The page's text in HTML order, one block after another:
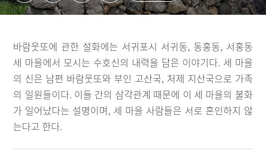
바람웃또에 관한 설화에는 서귀포시 서귀동, 동홍동, 서홍동
세 마을에서 모시는 수호신의 내력을 담은 이야기다. 세 마을
의 신은 남편 바람웃또와 부인 고산국, 처제 지산국으로 가족
의 일원들이다. 이들 간의 삼각관계 때문에 이 세 마을의 불화
가 일어났다는 설명이며, 세 마을 사람들은 서로 혼인하지 않
는다고 한다.